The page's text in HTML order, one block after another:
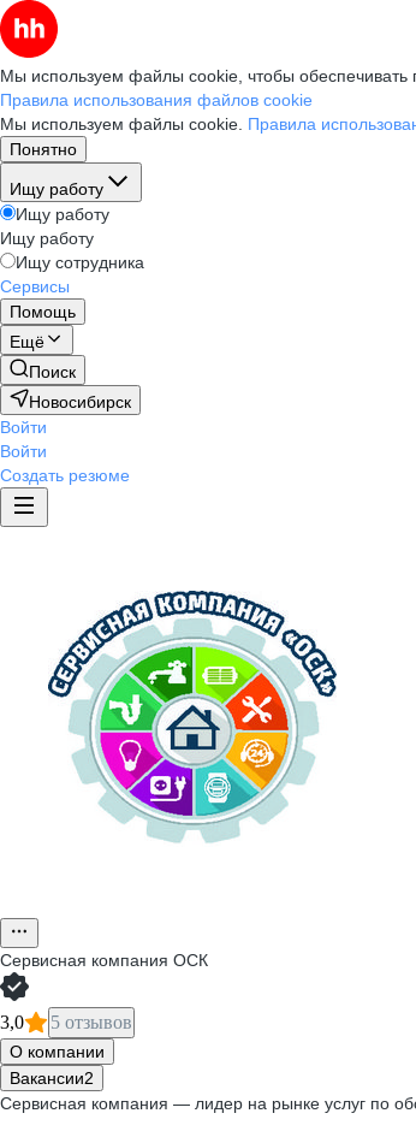
Мы используем файлы cookie, чтобы обеспечивать
Правила использования файлов cookie
Мы используем файлы cookie. Правила
Понятно
Ищу работу
Ищу работу
Ищу работу
Ищу сотрудника
Сервисы
Помощь
Ещё
Поиск
Новосибирск
Войти
Войти
Создать резюме
Сервисная компания ОСК
3,0 5 отзывов
О компании
Вакансии2
Сервисная компания — лидер на рынке услуг по